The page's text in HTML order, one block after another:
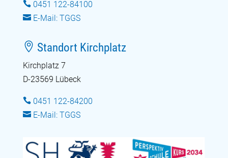
 0451 122-84100
 E-Mail: TGGS
 Standort Kirchplatz
Kirchplatz 7
D-23569 Lübeck
 0451 122-84200
 E-Mail: TGGS